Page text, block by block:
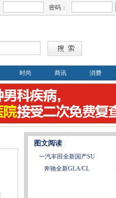
密码：
时尚 商讯 消费
图文阅读
一汽丰田全新国产SU
奔驰全新GLA/CL